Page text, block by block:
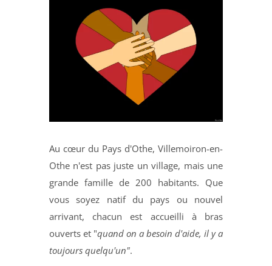
Au cœur du Pays d'Othe, Villemoiron-en-
Othe n'est pas juste un village, mais une
grande famille de 200 habitants. Que
vous soyez natif du pays ou nouvel
arrivant, chacun est accueilli à bras
ouverts et "quand on a besoin d'aide, il y a
toujours quelqu'un".